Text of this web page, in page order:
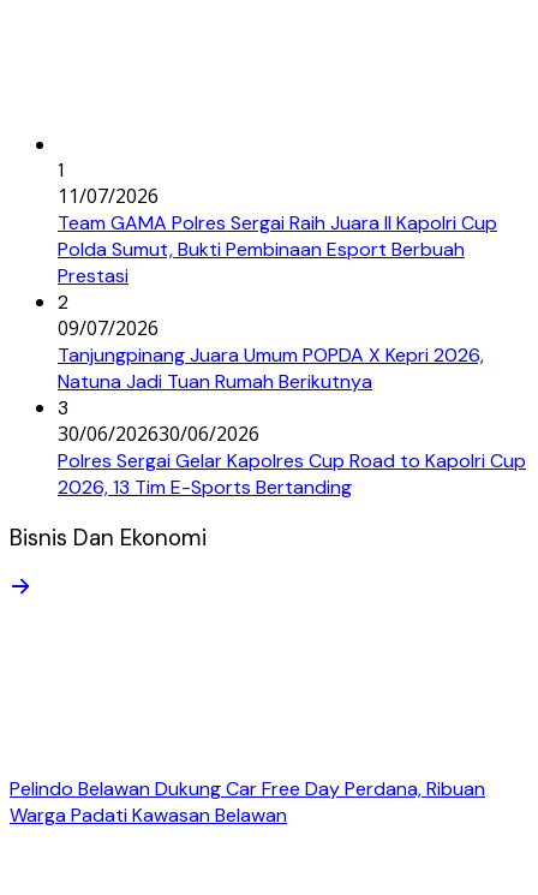
1
11/07/2026
Team GAMA Polres Sergai Raih Juara II Kapolri Cup
Polda Sumut, Bukti Pembinaan Esport Berbuah
Prestasi
2
09/07/2026
Tanjungpinang Juara Umum POPDA X Kepri 2026,
Natuna Jadi Tuan Rumah Berikutnya
3
30/06/202630/06/2026
Polres Sergai Gelar Kapolres Cup Road to Kapolri Cup
2026, 13 Tim E-Sports Bertanding
Bisnis Dan Ekonomi
Pelindo Belawan Dukung Car Free Day Perdana, Ribuan
Warga Padati Kawasan Belawan